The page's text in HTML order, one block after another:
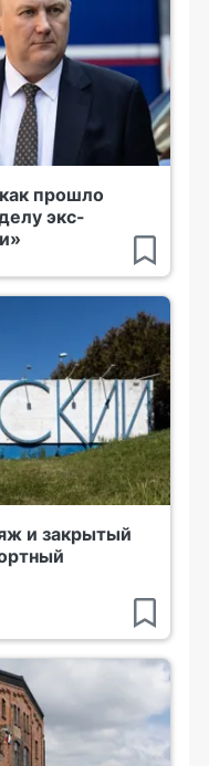
прошло
экс-
и закрытый